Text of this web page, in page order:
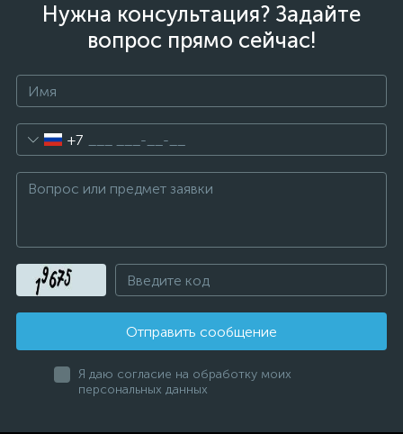
Нужна консультация? Задайте
вопрос прямо сейчас!
+7
Отправить сообщение
Я даю согласие на обработку моих
персональных данных